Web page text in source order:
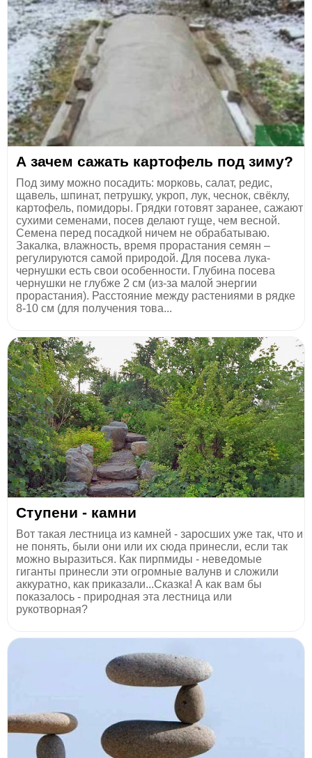
А зачем сажать картофель под зиму?
Под зиму можно посадить: морковь, салат, редис,
щавель, шпинат, петрушку, укроп, лук, чеснок, свёклу,
картофель, помидоры. Грядки готовят заранее, сажают
сухими семенами, посев делают гуще, чем весной.
Семена перед посадкой ничем не обрабатываю.
Закалка, влажность, время прорастания семян –
регулируются самой природой. Для посева лука-
чернушки есть свои особенности. Глубина посева
чернушки не глубже 2 см (из-за малой энергии
прорастания). Расстояние между растениями в рядке
8-10 см (для получения това...
Ступени - камни
Вот такая лестница из камней - заросших уже так, что и
не понять, были они или их сюда принесли, если так
можно выразиться. Как пирпмиды - неведомые
гиганты принесли эти огромные валунв и сложили
аккуратно, как приказали...Сказка! А как вам бы
показалось - природная эта лестница или
рукотворная?